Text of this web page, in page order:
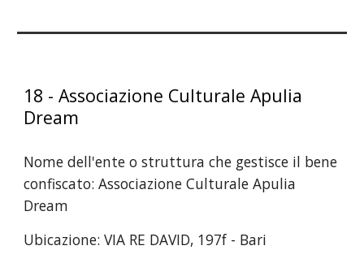
18 -Associazione Culturale Apulia
Dream
Nome dell'ente o struttura che gestisce il bene
confiscato:Associazione Culturale Apulia
Dream
Ubicazione:VIA RE DAVID, 197f - Bari